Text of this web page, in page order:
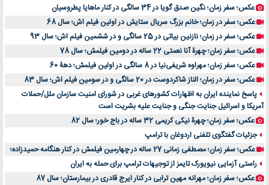
عکس؛ سفر زمان؛ نگین صدق گویا در 34 سالگی در کنار ماهایا پطروسیان
عکس؛ سفر در زمان؛ خانم بزرگ سریال ستایش در اولین فیلم اش؛ سال 68
عکس؛ سفر در زمان؛ نازنین بیاتی در 25 سالگی و در ششمین فیلم اش؛ سال 93
عکس؛ سفر زمان؛ چهرۀ آنا نعمتی 22 ساله در دومین فیلمش؛ سال 78
عکس؛ سفر زمان؛ مهراوه شریفی‌نیا در 8 سالگی در اولین فیلمش؛ دهۀ 60
عکس؛ سفر در زمان؛ الناز شاکردوست در 20 سالگی و در سومین فیلم اش؛ سال 83
پاسخ نماینده ایران به اظهارات کشورهای غربی در شورای امنیت سازمان ملل/حملات
آمریکا و اسرائیل جنایت جنگی و جنایت علیه بشریت است
عکس؛ سفر زمان؛ چهرۀ نیکی کریمی 32 ساله در باج خور؛ سال 82
جزئیات گفتگوی تلفنی اردوغان با ترامپ
عکس؛ سفر زمان؛ مصطفی زمانی 27 ساله در چهارمین فیلمش در کنار هنگامه حمیدزاده؛
راستی آزمایی نیویورک تایمز از توجیهات ترامپ برای حمله به ایران
عکس؛ سفر زمان؛ مهرانه مهین ترابی در کنار ایرج قادری در بیمارستان؛ سال 87